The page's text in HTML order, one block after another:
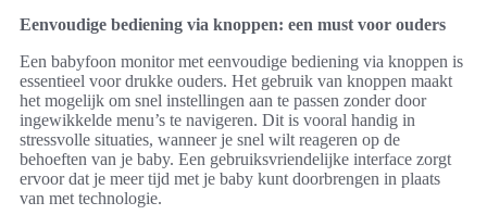
Eenvoudige bediening via knoppen: een must voor ouders
Een babyfoon monitor met eenvoudige bediening via knoppen is
essentieel voor drukke ouders. Het gebruik van knoppen maakt
het mogelijk om snel instellingen aan te passen zonder door
ingewikkelde menu’s te navigeren. Dit is vooral handig in
stressvolle situaties, wanneer je snel wilt reageren op de
behoeften van je baby. Een gebruiksvriendelijke interface zorgt
ervoor dat je meer tijd met je baby kunt doorbrengen in plaats
van met technologie.